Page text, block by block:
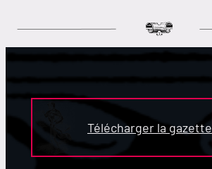
Télécharger la gazette